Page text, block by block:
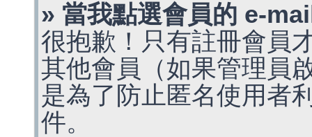
» 當我點選會員的 e-
很抱歉！只有註冊會員
其他會員（如果管理員
是為了防止匿名使用者
件。